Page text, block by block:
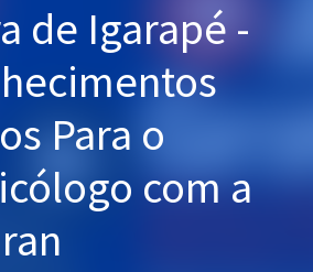
de Igarapé -
Para o
com a